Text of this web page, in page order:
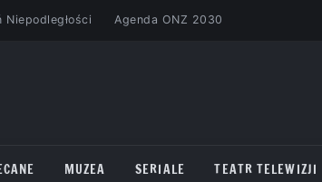
Niepodległości Agenda ONZ 2030
MUZEA SERIALE TEATR TELEWIZJI